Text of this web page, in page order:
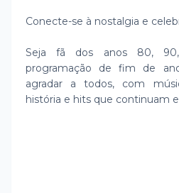
Conecte-se à nostalgia e
Seja fã dos anos 80,
programação de fim de
agradar a todos, com
história e hits que continuam